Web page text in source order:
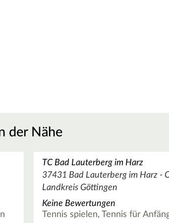
der Nähe
TC Bad Lauterberg im Harz
37431 Bad Lauterberg im Harz -
Landkreis Göttingen
Keine Bewertungen
Tennis spielen, Tennis für